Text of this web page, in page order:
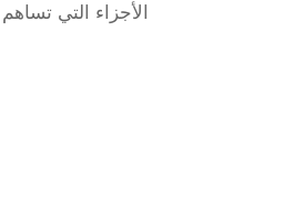
الأجزاء التي